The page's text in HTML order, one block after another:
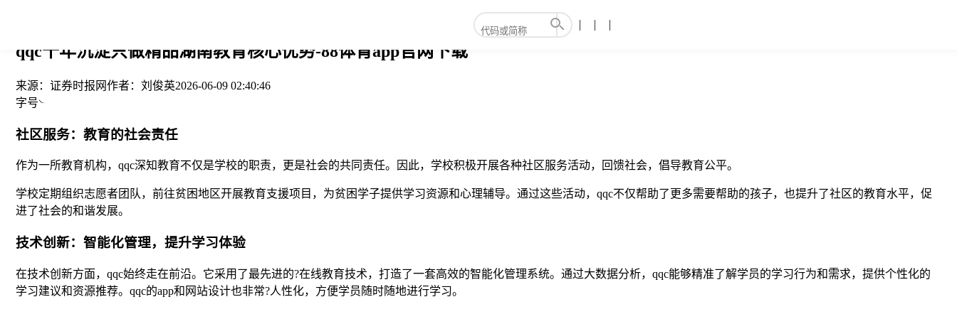
qqc十年沉淀只做精品湖南教育核心优势-88体育app官网下载
来源： 证券时报网作者： 刘俊英2026-06-09 02:40:46
字号
社区服务：教育的社会责任
作为一所教育机构，qqc深知教育不仅是学校的职责，更是社会的共同责任。因此，学校积极开展各种社区服务活动，回馈社会，倡导教育公平。
学校定期组织志愿者团队，前往贫困地区开展教育支援项目，为贫困学子提供学习资源和心理辅导。通过这些活动，qqc不仅帮助了更多需要帮助的孩子，也提升了社区的教育水平，促
进了社会的和谐发展。
技术创新：智能化管理，提升学习体验
在技术创新方面，qqc始终走在前沿。它采用了最先进的?在线教育技术，打造了一套高效的智能化管理系统。通过大数据分析，qqc能够精准了解学员的学习行为和需求，提供个性化的
学习建议和资源推荐。qqc的app和网站设计也非常?人性化，方便学员随时随地进行学习。